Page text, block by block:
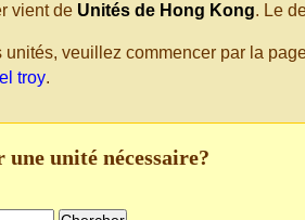
vient de Unités de Hong Kong. Le
veuillez commencer par la
troy.
une unité nécessaire?